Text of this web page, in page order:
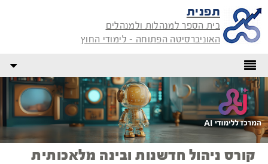
תפנית
בית הספר למנהלות ולמנהלים
האוניברסיטה הפתוחה - לימודי החוץ
קורס ניהול חדשנות ובינה מלאכותית